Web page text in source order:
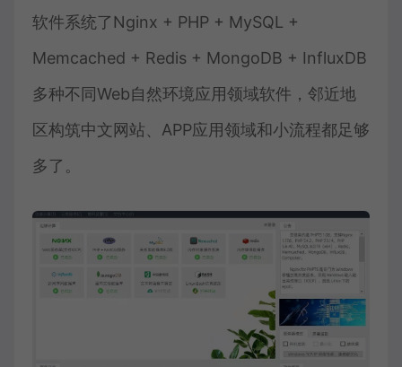
软件系统了Nginx + PHP + MySQL +
Memcached + Redis + MongoDB + InfluxDB
多种不同Web自然环境应用领域软件，邻近地
区构筑中文网站、APP应用领域和小流程都足够
多了。